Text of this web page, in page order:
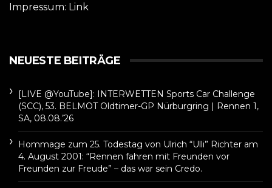
Impressum: Link
NEUESTE BEITRÄGE
[LIVE @YouTube]: INTERWETTEN Sports Car Challenge
(SCC), 53. BELMOT Oldtimer-GP Nürburgring | Rennen 1,
SA, 08.08.’26
Hommage zum 25. Todestag von Ulrich “Ulli” Richter am
4. August 2001: “Rennen fahren mit Freunden vor
Freunden zur Freude” – das war sein Credo.